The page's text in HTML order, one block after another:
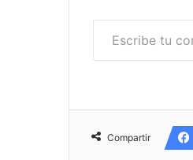
Escribe tu correo electrónico…
Compartir